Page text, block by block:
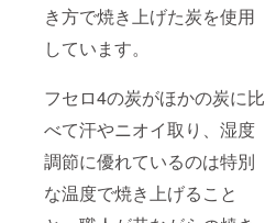
き方で焼き上げた炭を使用
しています。
フセロ4の炭がほかの炭に比
べて汗やニオイ取り、湿度
調節に優れているのは特別
な温度で焼き上げること